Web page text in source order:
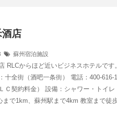
店
蘇州宿泊施設
RLCからほど近いビジネスホテルで
全街（酒吧一条街） 電話：400-616-
Ｃ契約料金） 設備：シャワー・トイ
まで1km、蘇州駅まで4km 教室まで徒